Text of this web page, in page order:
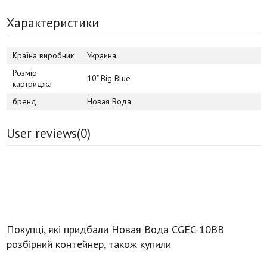
Характеристики
Країна виробник
Украина
Розмір
картриджа
10" Big Blue
бренд Новая Вода
User reviews(0)
Покупці, які придбали Новая Вода CGEC-10BB
розбірний контейнер, також купили